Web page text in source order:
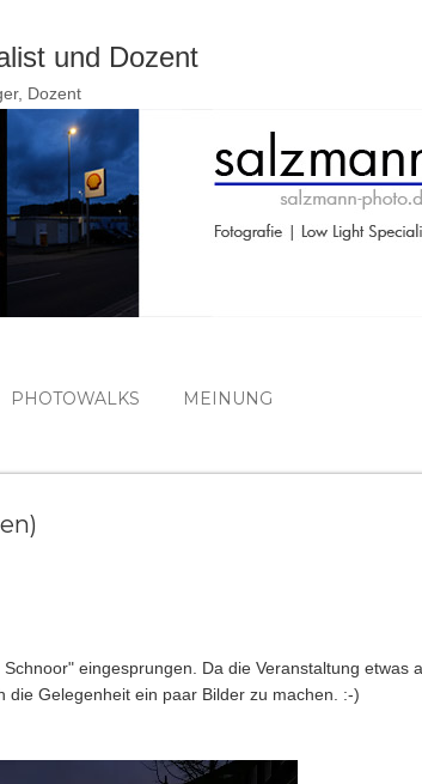
und Dozent
Dozent
PHOTOWALKS MEINUNG
eingesprungen. Da die Veranstaltung etwas
Gelegenheit ein paar Bilder zu machen. :-)